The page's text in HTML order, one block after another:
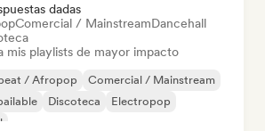
dadas
Comercial / MainstreamDancehall
mis playlists de mayor impacto
/ Afropop
Comercial / Mainstream
Discoteca
Electropop